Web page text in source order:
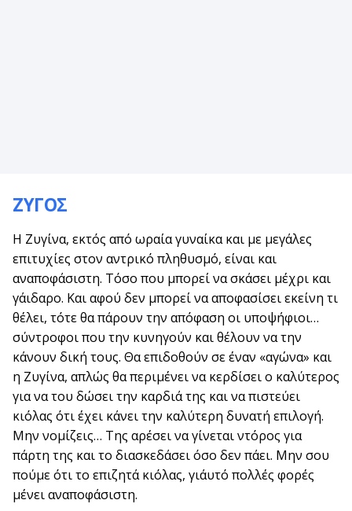
ΖΥΓΟΣ
Η Ζυγίνα, εκτός από ωραία γυναίκα και με μεγάλες
επιτυχίες στον αντρικό πληθυσμό, είναι και
αναποφάσιστη. Τόσο που μπορεί να σκάσει μέχρι και
γάιδαρο. Και αφού δεν μπορεί να αποφασίσει εκείνη τι
θέλει, τότε θα πάρουν την απόφαση οι υποψήφιοι…
σύντροφοι που την κυνηγούν και θέλουν να την
κάνουν δική τους. Θα επιδοθούν σε έναν «αγώνα» και
η Ζυγίνα, απλώς θα περιμένει να κερδίσει ο καλύτερος
για να του δώσει την καρδιά της και να πιστεύει
κιόλας ότι έχει κάνει την καλύτερη δυνατή επιλογή.
Μην νομίζεις… Της αρέσει να γίνεται ντόρος για
πάρτη της και το διασκεδάσει όσο δεν πάει. Μην σου
πούμε ότι το επιζητά κιόλας, γι΄αυτό πολλές φορές
μένει αναποφάσιστη.